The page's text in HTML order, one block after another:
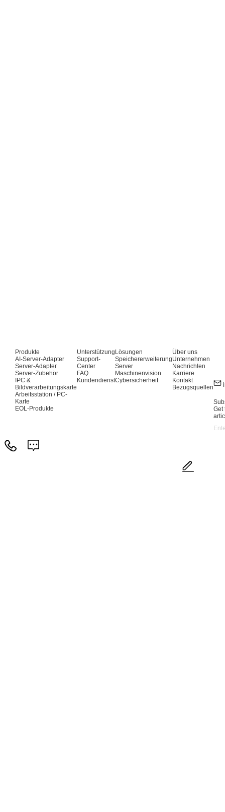
Produkte
AI-Server-Adapter
Server-Adapter
Server-Zubehör
IPC &
Bildverarbeitungskarte
Arbeitsstation / PC-
Karte
EOL-Produkte
Unterstützung
Support-
Center
FAQ
Kundendienst
Lösungen
Speichererweiterung
Server
Maschinenvision
Cybersicherheit
Über uns
Unternehmen
Nachrichten
Karriere
Kontakt
Bezugsquellen
Get